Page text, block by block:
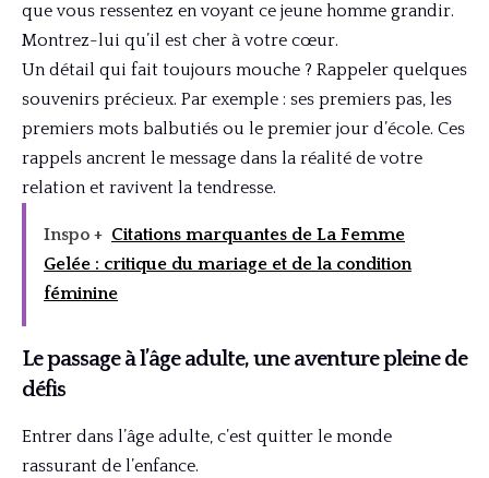
que vous ressentez en voyant ce jeune homme grandir.
Montrez-lui qu’il est cher à votre cœur.
Un détail qui fait toujours mouche ? Rappeler quelques
souvenirs précieux. Par exemple : ses premiers pas, les
premiers mots balbutiés ou le premier jour d’école. Ces
rappels ancrent le message dans la réalité de votre
relation et ravivent la tendresse.
Inspo + Citations marquantes de La Femme
Gelée : critique du mariage et de la condition
féminine
Le passage à l’âge adulte, une aventure pleine de
défis
Entrer dans l’âge adulte, c’est quitter le monde
rassurant de l’enfance.